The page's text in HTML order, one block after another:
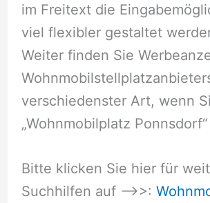
im Freitext die
viel flexibler gestaltet
Weiter finden Sie
verschiedenster Art, wenn
„Wohnmobilplatz
Bitte klicken Sie hier für
Suchhilfen auf –>>: